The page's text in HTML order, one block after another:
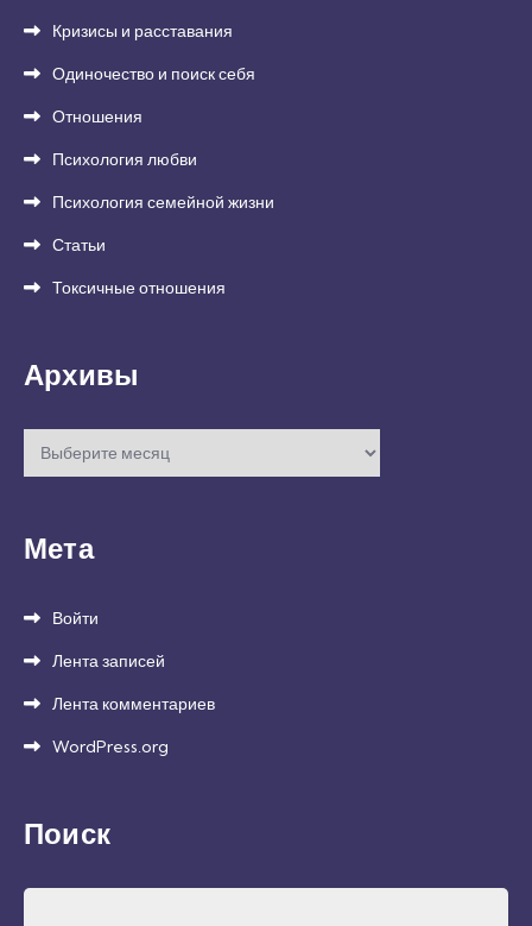
Кризисы и расставания
Одиночество и поиск себя
Отношения
Психология любви
Психология семейной жизни
Статьи
Токсичные отношения
Архивы
Архивы
Мета
Войти
Лента записей
Лента комментариев
WordPress.org
Поиск